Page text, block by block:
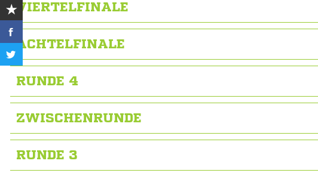
VIERTELFINALE
ACHTELFINALE
RUNDE 4
ZWISCHENRUNDE
RUNDE 3